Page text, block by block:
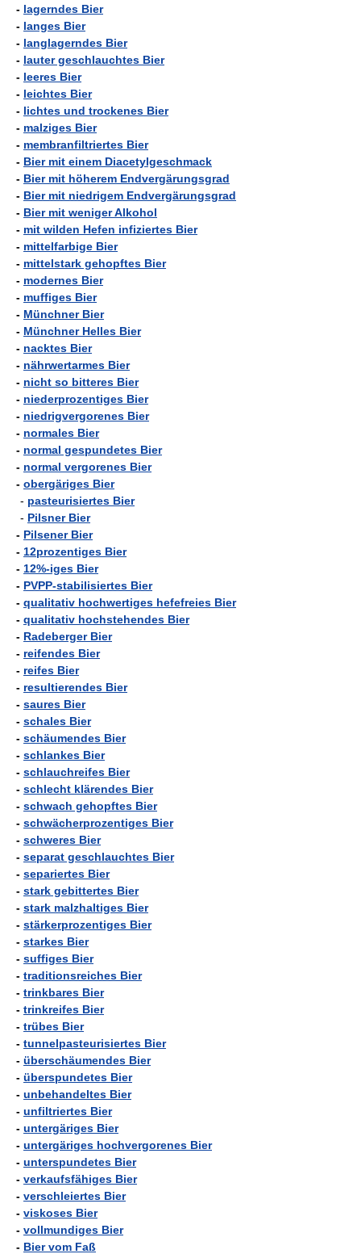
- lagerndes Bier
- langes Bier
- langlagerndes Bier
- lauter geschlauchtes Bier
- leeres Bier
- leichtes Bier
- lichtes und trockenes Bier
- malziges Bier
- membranfiltriertes Bier
- Bier mit einem Diacetylgeschmack
- Bier mit höherem Endvergärungsgrad
- Bier mit niedrigem Endvergärungsgrad
- Bier mit weniger Alkohol
- mit wilden Hefen infiziertes Bier
- mittelfarbige Bier
- mittelstark gehopftes Bier
- modernes Bier
- muffiges Bier
- Münchner Bier
- Münchner Helles Bier
- nacktes Bier
- nährwertarmes Bier
- nicht so bitteres Bier
- niederprozentiges Bier
- niedrigvergorenes Bier
- normales Bier
- normal gespundetes Bier
- normal vergorenes Bier
- obergäriges Bier
- pasteurisiertes Bier
- Pilsner Bier
- Pilsener Bier
- 12prozentiges Bier
- 12%-iges Bier
- PVPP-stabilisiertes Bier
- qualitativ hochwertiges hefefreies Bier
- qualitativ hochstehendes Bier
- Radeberger Bier
- reifendes Bier
- reifes Bier
- resultierendes Bier
- saures Bier
- schales Bier
- schäumendes Bier
- schlankes Bier
- schlauchreifes Bier
- schlecht klärendes Bier
- schwach gehopftes Bier
- schwächerprozentiges Bier
- schweres Bier
- separat geschlauchtes Bier
- separiertes Bier
- stark gebittertes Bier
- stark malzhaltiges Bier
- stärkerprozentiges Bier
- starkes Bier
- suffiges Bier
- traditionsreiches Bier
- trinkbares Bier
- trinkreifes Bier
- trübes Bier
- tunnelpasteurisiertes Bier
- überschäumendes Bier
- überspundetes Bier
- unbehandeltes Bier
- unfiltriertes Bier
- untergäriges Bier
- untergäriges hochvergorenes Bier
- unterspundetes Bier
- verkaufsfähiges Bier
- verschleiertes Bier
- viskoses Bier
- vollmundiges Bier
- Bier vom Faß